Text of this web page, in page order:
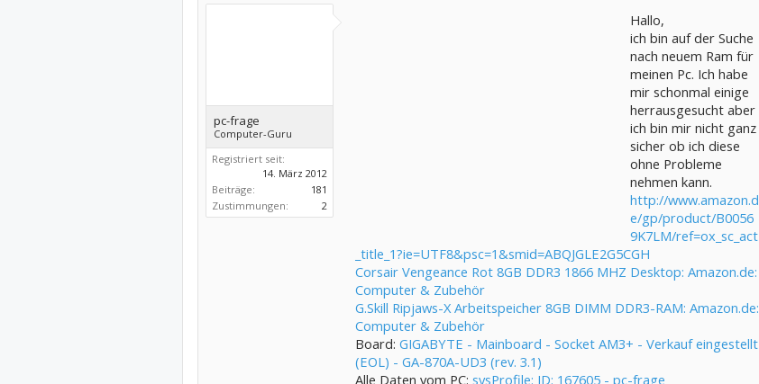
pc-frage
Computer-Guru
Registriert seit:
14. März 2012
Beiträge:
181
Zustimmungen:
2
Hallo,
ich bin auf der Suche
nach neuem Ram für
meinen Pc. Ich habe
mir schonmal einige
herrausgesucht aber
ich bin mir nicht ganz
sicher ob ich diese
ohne Probleme
nehmen kann.
http://www.amazon.d
e/gp/product/B0056
9K7LM/ref=ox_sc_act
_title_1?ie=UTF8&psc=1&smid=ABQJGLE2G5CGH
Corsair Vengeance Rot 8GB DDR3 1866 MHZ Desktop: Amazon.de:
Computer & Zubehör
G.Skill Ripjaws-X Arbeitspeicher 8GB DIMM DDR3-RAM: Amazon.de:
Computer & Zubehör
Board: GIGABYTE - Mainboard - Socket AM3+ - Verkauf eingestellt
(EOL) - GA-870A-UD3 (rev. 3.1)
Alle Daten vom PC: sysProfile: ID: 167605 - pc-frage